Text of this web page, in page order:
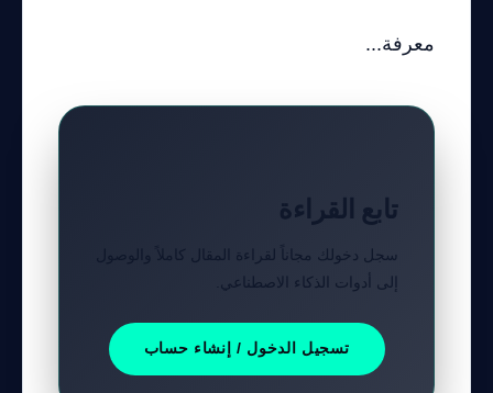
معرفة...
تابع القراءة
سجل دخولك مجاناً لقراءة المقال كاملاً والوصول
إلى أدوات الذكاء الاصطناعي.
تسجيل الدخول / إنشاء حساب